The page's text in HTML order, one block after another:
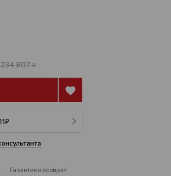
234 807₽
₽
Гарантия и возврат